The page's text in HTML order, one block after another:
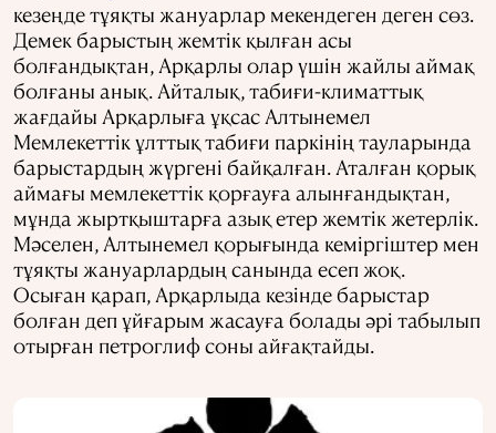
кезеңде тұяқты жануарлар мекендеген деген сөз.
Демек барыстың жемтік қылған асы
болғандықтан, Арқарлы олар үшін жайлы аймақ
болғаны анық. Айталық, табиғи-климаттық
жағдайы Арқарлыға ұқсас Алтынемел
Мемлекеттік ұлттық табиғи паркінің тауларында
барыстардың жүргені байқалған. Аталған қорық
аймағы мемлекеттік қорғауға алынғандықтан,
мұнда жыртқыштарға азық етер жемтік жетерлік.
Мәселен, Алтынемел қорығында кеміргіштер мен
тұяқты жануарлардың санында есеп жоқ.
Осыған қарап, Арқарлыда кезінде барыстар
болған деп ұйғарым жасауға болады әрі табылып
отырған петроглиф соны айғақтайды.